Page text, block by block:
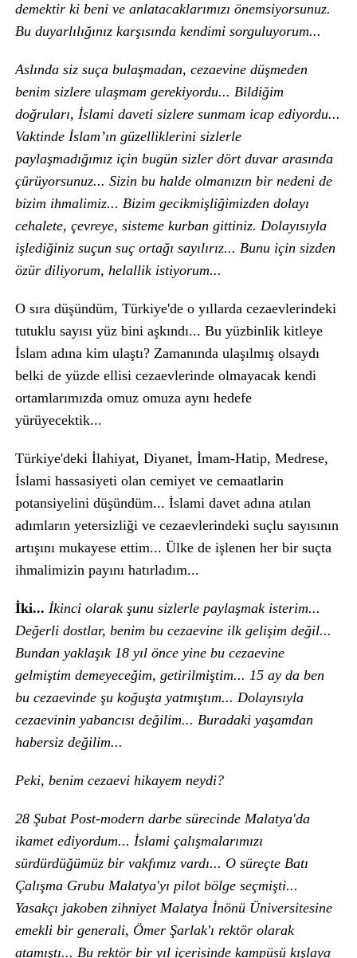
demektir ki beni ve anlatacaklarımızı önemsiyorsunuz.
Bu duyarlılığınız karşısında kendimi sorguluyorum...
Aslında siz suça bulaşmadan, cezaevine düşmeden
benim sizlere ulaşmam gerekiyordu... Bildiğim
doğruları, İslami daveti sizlere sunmam icap ediyordu...
Vaktinde İslam’ın güzelliklerini sizlerle
paylaşmadığımız için bugün sizler dört duvar arasında
çürüyorsunuz... Sizin bu halde olmanızın bir nedeni de
bizim ihmalimiz... Bizim gecikmişliğimizden dolayı
cehalete, çevreye, sisteme kurban gittiniz. Dolayısıyla
işlediğiniz suçun suç ortağı sayılırız... Bunu için sizden
özür diliyorum, helallik istiyorum...
O sıra düşündüm, Türkiye'de o yıllarda cezaevlerindeki
tutuklu sayısı yüz bini aşkındı... Bu yüzbinlik kitleye
İslam adına kim ulaştı? Zamanında ulaşılmış olsaydı
belki de yüzde ellisi cezaevlerinde olmayacak kendi
ortamlarımızda omuz omuza aynı hedefe
yürüyecektik...
Türkiye'deki İlahiyat, Diyanet, İmam-Hatip, Medrese,
İslami hassasiyeti olan cemiyet ve cemaatlarin
potansiyelini düşündüm... İslami davet adına atılan
adımların yetersizliği ve cezaevlerindeki suçlu sayısının
artışını mukayese ettim... Ülke de işlenen her bir suçta
ihmalimizin payını hatırladım...
İki... İkinci olarak şunu sizlerle paylaşmak isterim...
Değerli dostlar, benim bu cezaevine ilk gelişim değil...
Bundan yaklaşık 18 yıl önce yine bu cezaevine
gelmiştim demeyeceğim, getirilmiştim... 15 ay da ben
bu cezaevinde şu koğuşta yatmıştım... Dolayısıyla
cezaevinin yabancısı değilim... Buradaki yaşamdan
habersiz değilim...
Peki, benim cezaevi hikayem neydi?
28 Şubat Post-modern darbe sürecinde Malatya'da
ikamet ediyordum... İslami çalışmalarımızı
sürdürdüğümüz bir vakfımız vardı... O süreçte Batı
Çalışma Grubu Malatya'yı pilot bölge seçmişti...
Yasakçı jakoben zihniyet Malatya İnönü Üniversitesine
emekli bir generali, Ömer Şarlak'ı rektör olarak
atamıştı... Bu rektör bir yıl içerisinde kampüsü kışlaya